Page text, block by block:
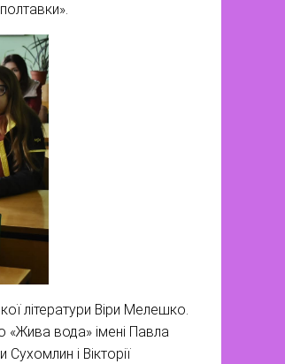
літератури Віри Мелешко.
«Жива вода» імені Павла
і Вікторії